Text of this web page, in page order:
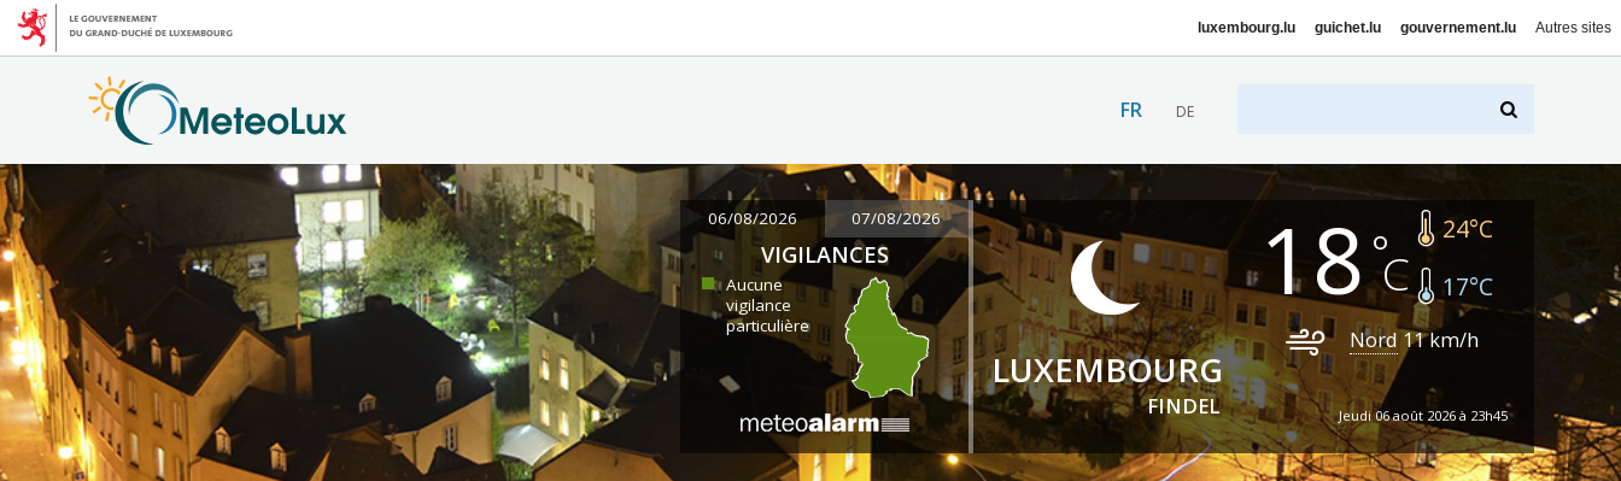
luxembourg.lu guichet.lu gouvernement.lu Autres sites
FR DE
06/08/2026 07/08/2026
VIGILANCES
Aucune
vigilance
particulière
LUXEMBOURG
FINDEL
18 24°C
17°C
Nord 11km/h
Jeudi 06 août 2026 à 23h45